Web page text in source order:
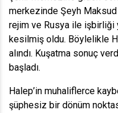
merkezinde Şeyh Maksud
rejim ve Rusya ile işbirliği
kesilmiş oldu. Böylelikle
alındı. Kuşatma sonuç
başladı.
Halep’in muhaliflerce
şüphesiz bir dönüm